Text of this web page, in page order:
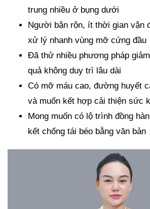
trung nhiều ở bụng dưới
Người bận rộn, ít thời gian vận
xử lý nhanh vùng mỡ cứng đầu
Đã thử nhiều phương pháp
quả không duy trì lâu dài
Có mỡ máu cao, đường huyết
và muốn kết hợp cải thiện sức
Mong muốn có lộ trình đồng
kết chống tái béo bằng văn bản